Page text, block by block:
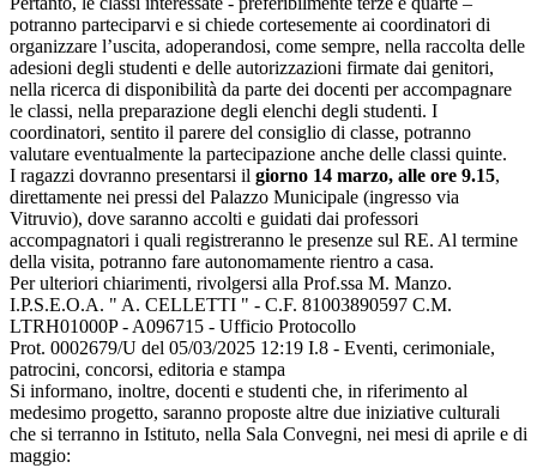
potranno parteciparvi e si chiede cortesemente ai coordinatori di
organizzare l’uscita, adoperandosi, come sempre, nella raccolta delle
adesioni degli studenti e delle autorizzazioni firmate dai genitori,
nella ricerca di disponibilità da parte dei docenti per accompagnare
le classi, nella preparazione degli elenchi degli studenti. I
coordinatori, sentito il parere del consiglio di classe, potranno
valutare eventualmente la partecipazione anche delle classi quinte.
I ragazzi dovranno presentarsi il giorno 14 marzo, alle ore 9.15,
direttamente nei pressi del Palazzo Municipale (ingresso via
Vitruvio), dove saranno accolti e guidati dai professori
accompagnatori i quali registreranno le presenze sul RE. Al termine
della visita, potranno fare autonomamente rientro a casa.
Per ulteriori chiarimenti, rivolgersi alla Prof.ssa M. Manzo.
I.P.S.E.O.A. " A. CELLETTI " - C.F. 81003890597 C.M.
LTRH01000P - A096715 - Ufficio Protocollo
Prot. 0002679/U del 05/03/2025 12:19 I.8 - Eventi, cerimoniale,
patrocini, concorsi, editoria e stampa
Si informano, inoltre, docenti e studenti che, in riferimento al
medesimo progetto, saranno proposte altre due iniziative culturali
che si terranno in Istituto, nella Sala Convegni, nei mesi di aprile e di
maggio: